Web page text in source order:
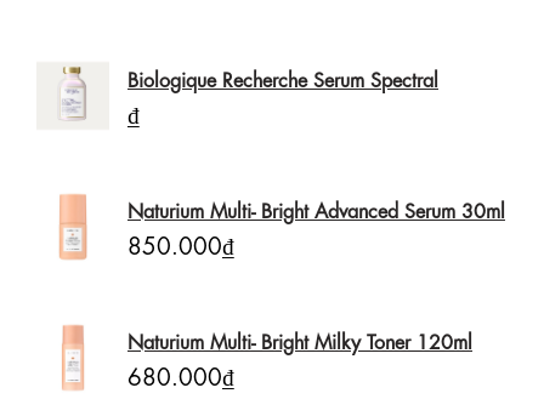
Biologique Recherche Serum Spectral
₫
Naturium Multi- Bright Advanced Serum 30ml
850.000₫
Naturium Multi- Bright Milky Toner 120ml
680.000₫